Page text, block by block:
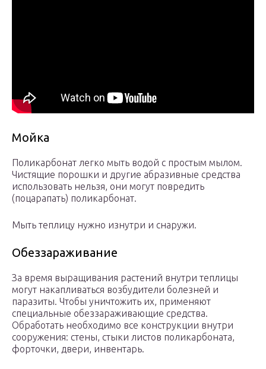
Мойка
Поликарбонат легко мыть водой с простым мылом.
Чистящие порошки и другие абразивные средства
использовать нельзя, они могут повредить
(поцарапать) поликарбонат.
Мыть теплицу нужно изнутри и снаружи.
Обеззараживание
За время выращивания растений внутри теплицы
могут накапливаться возбудители болезней и
паразиты. Чтобы уничтожить их, применяют
специальные обеззараживающие средства.
Обработать необходимо все конструкции внутри
сооружения: стены, стыки листов поликарбоната,
форточки, двери, инвентарь.